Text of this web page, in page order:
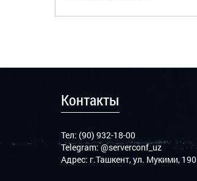
Контакты
Тел: (90) 932-18-00
Telegram:@serverconf_uz
Адрес: г.Ташкент, ул. Мукими, 190